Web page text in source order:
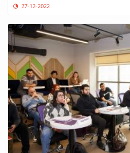
27-12-2022